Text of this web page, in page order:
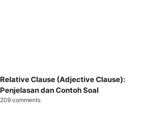
Relative Clause (Adjective Clause):
Penjelasan dan Contoh Soal
209 comments